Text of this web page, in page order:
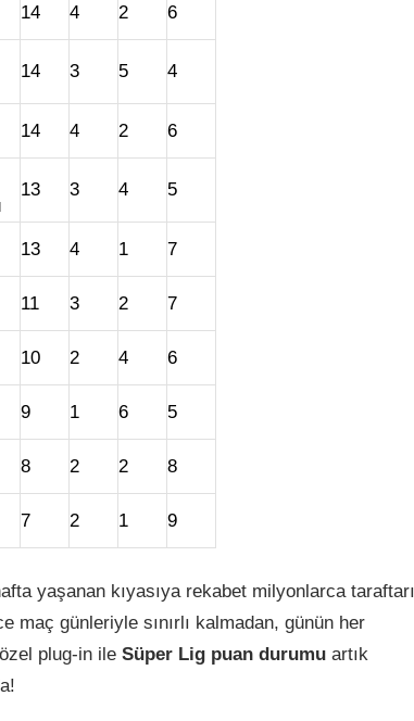
14 4 2 6
14 3 5 4
14 4 2 6
13 3 4 5
13 4 1 7
11 3 2 7
10 2 4 6
9 1 6 5
8 2 2 8
7 2 1 9
yaşanan kıyasıya rekabet milyonlarca taraftarı
maç günleriyle sınırlı kalmadan, günün her
plug-in ile Süper Lig puan durumuartık